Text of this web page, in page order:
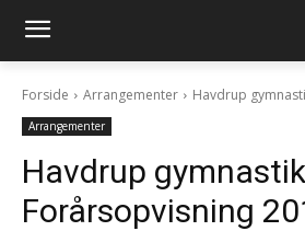
Forside Arrangementer Havdrup
Arrangementer
Havdrup gymnastik
Forårsopvisning